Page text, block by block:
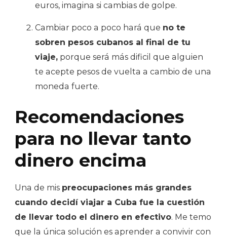
euros, imagina si cambias de golpe.
Cambiar poco a poco hará que no te
sobren pesos cubanos al final de tu
viaje, porque será más dificil que alguien
te acepte pesos de vuelta a cambio de una
moneda fuerte.
Recomendaciones
para no llevar tanto
dinero encima
Una de mis preocupaciones más grandes
cuando decidí viajar a Cuba fue la cuestión
de llevar todo el dinero en efectivo. Me temo
que la única solución es aprender a convivir con